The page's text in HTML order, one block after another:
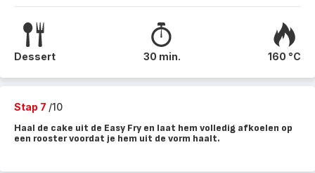
Dessert 30 min. 160 °C
Stap 7 /10
Haal de cake uit de Easy Fry en laat hem volledig afkoelen op
een rooster voordat je hem uit de vorm haalt.